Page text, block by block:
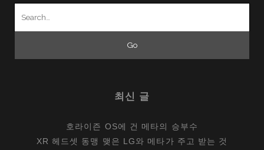
최신 글
호라이즌 OS에 건 메타의 승부수
XR 헤드셋 동맹 맺은 LG와 메타가 주고 받는 것